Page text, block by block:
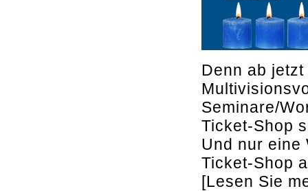
Denn ab
Seminare/
Ticket-Shop
Und nur eine
Ticket-Shop
[Lesen Sie